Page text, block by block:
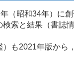
（昭和34年）に
索と結果（書誌
も2021年版か